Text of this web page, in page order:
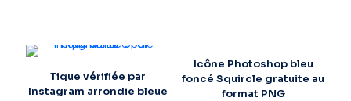
Tique vérifiée par
Instagram arrondie bleue
Icône Photoshop bleu
foncé Squircle gratuite au
format PNG